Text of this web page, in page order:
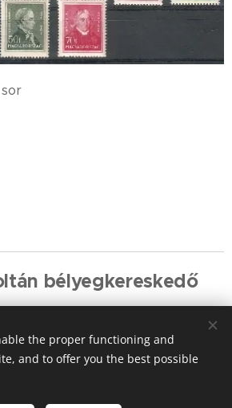
bélyegkereskedő
Languages
English Deutsch
the proper functioning and
and to offer you the best possible